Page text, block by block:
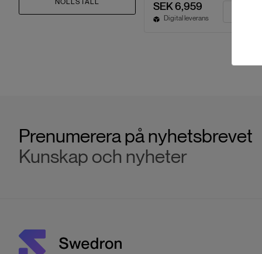
NOLLSTÄLL SEK 6,959
Digital leverans
Prenumerera på nyhetsbrevet
Kunskap och nyheter